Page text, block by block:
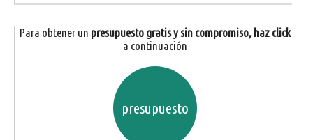
Para obtener un presupuesto gratis y sin compromiso, haz click
a continuación
presupuesto